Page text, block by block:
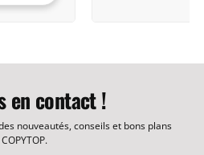
en contact !
nouveautés, conseils et bons plans
COPYTOP.